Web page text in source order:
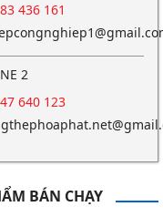
436 161
2
640 123
BÁN CHẠY